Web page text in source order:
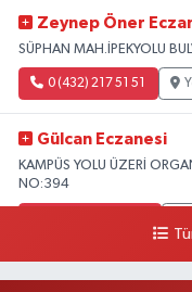
Zeynep Öner
SÜPHAN MAH.İPEKYOLU
0 (432) 217 51 51
Gülcan Eczanesi
KAMPÜS YOLU ÜZERİ
NO:394